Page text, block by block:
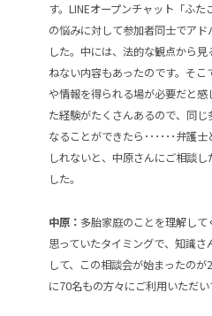
す。LINEオープンチャット「ふ
の悩みに対して参加者同士でア
した。中には、法的な観点から
ねない内容もあったのです。そ
や情報を得られる場が必要だと
た経験がたくさんあるので、同
なることができたら･･････弁護
しれないと、中原さんにご相談
した。
中原： 多胎家庭のことを理解し
思っていたタイミングで、知識
して、この相談会が始まったの
に70名もの方々にご利用いただい